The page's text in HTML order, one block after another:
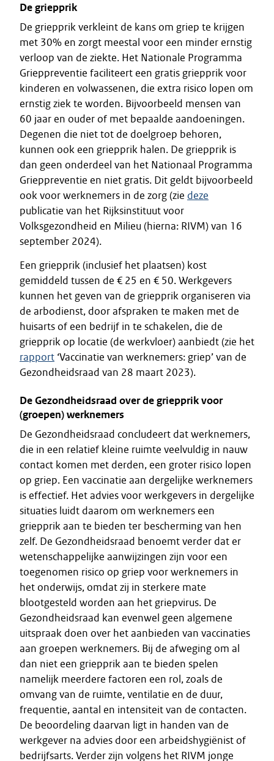
De griepprik
De griepprik verkleint de kans om griep te krijgen
met 30% en zorgt meestal voor een minder ernstig
verloop van de ziekte. Het Nationale Programma
Grieppreventie faciliteert een gratis griepprik voor
kinderen en volwassenen, die extra risico lopen om
ernstig ziek te worden. Bijvoorbeeld mensen van
60 jaar en ouder of met bepaalde aandoeningen.
Degenen die niet tot de doelgroep behoren,
kunnen ook een griepprik halen. De griepprik is
dan geen onderdeel van het Nationaal Programma
Grieppreventie en niet gratis. Dit geldt bijvoorbeeld
ook voor werknemers in de zorg (zie deze
publicatie van het Rijksinstituut voor
Volksgezondheid en Milieu (hierna: RIVM) van 16
september 2024).
Een griepprik (inclusief het plaatsen) kost
gemiddeld tussen de € 25 en € 50. Werkgevers
kunnen het geven van de griepprik organiseren via
de arbodienst, door afspraken te maken met de
huisarts of een bedrijf in te schakelen, die de
griepprik op locatie (de werkvloer) aanbiedt (zie het
rapport ‘Vaccinatie van werknemers: griep’ van de
Gezondheidsraad van 28 maart 2023).
De Gezondheidsraad over de griepprik voor
(groepen) werknemers
De Gezondheidsraad concludeert dat werknemers,
die in een relatief kleine ruimte veelvuldig in nauw
contact komen met derden, een groter risico lopen
op griep. Een vaccinatie aan dergelijke werknemers
is effectief. Het advies voor werkgevers in dergelijke
situaties luidt daarom om werknemers een
griepprik aan te bieden ter bescherming van hen
zelf. De Gezondheidsraad benoemt verder dat er
wetenschappelijke aanwijzingen zijn voor een
toegenomen risico op griep voor werknemers in
het onderwijs, omdat zij in sterkere mate
blootgesteld worden aan het griepvirus. De
Gezondheidsraad kan evenwel geen algemene
uitspraak doen over het aanbieden van vaccinaties
aan groepen werknemers. Bij de afweging om al
dan niet een griepprik aan te bieden spelen
namelijk meerdere factoren een rol, zoals de
omvang van de ruimte, ventilatie en de duur,
frequentie, aantal en intensiteit van de contacten.
De beoordeling daarvan ligt in handen van de
werkgever na advies door een arbeidshygiënist of
bedrijfsarts. Verder zijn volgens het RIVM jonge